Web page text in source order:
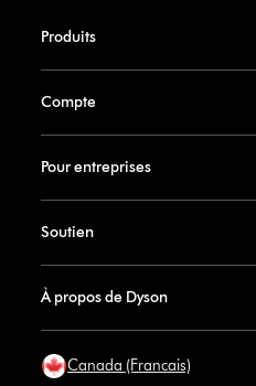
Produits
Compte
Pour entreprises
Soutien
À propos de Dyson
Canada (Francais)